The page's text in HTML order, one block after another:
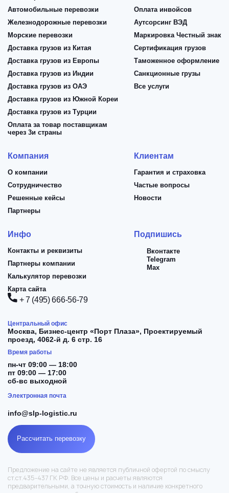
+ 7 (495) 666-56-79
Центральный офис
Москва, Бизнес-центр «Порт Плаза», Проектируемый
проезд, 4062-й д. 6 стр. 16
Время работы
пн-чт 09:00 — 18:00
пт 09:00 — 17:00
сб-вс выходной
Электронная почта
info@slp-logistic.ru
Рассчитать перевозку
Предложение на сайте не является публичной офертой по смыслу
ст.ст.435-437 ГК РФ. Все цены и расчеты являются
предварительными, а точную стоимость и наличие конкретного
Автомобильные перевозки
Железнодорожные перевозки
Морские перевозки
Доставка грузов из Китая
Доставка грузов из Европы
Доставка грузов из Индии
Доставка грузов из ОАЭ
Доставка грузов из Южной Кореи
Доставка грузов из Турции
Оплата за товар поставщикам
через 3и страны
Оплата инвойсов
Аутсорсинг ВЭД
Маркировка Честный знак
Сертификация грузов
Таможенное оформление
Санкционные грузы
Все услуги
Компания
О компании
Сотрудничество
Решенные кейсы
Партнеры
Клиентам
Гарантия и страховка
Частые вопросы
Новости
Инфо
Контакты и реквизиты
Партнеры компании
Калькулятор перевозки
Карта сайта
Подпишись
Вконтакте
Telegram
Max